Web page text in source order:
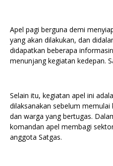
Apel pagi berguna demi
yang akan dilakukan, dan
didapatkan beberapa
menunjang kegiatan kedepan.
Selain itu, kegiatan apel ini
dilaksanakan sebelum
dan warga yang bertugas.
komandan apel membagi
anggota Satgas.